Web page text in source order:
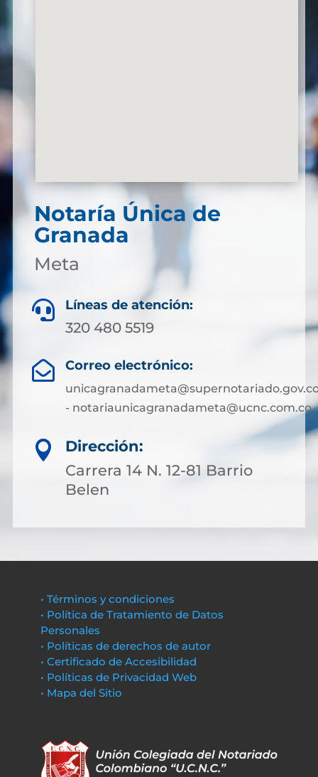
Notaría Única de
Granada
Meta
 Líneas de atención:
320 480 5519
 Correo electrónico:
- notariaunicagranadameta@ucnc.com.co

Dirección:
Carrera 14 N. 12-81 Barrio
Belen
• Términos y condiciones
• Política de Tratamiento de Datos
Personales
• Políticas de derechos de autor
• Certificado de Accesibilidad
• Políticas de Privacidad Web
• Mapa del Sitio